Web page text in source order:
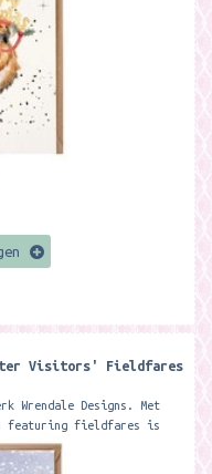
Visitors' Fieldfares
Wrendale Designs. Met
featuring fieldfares is